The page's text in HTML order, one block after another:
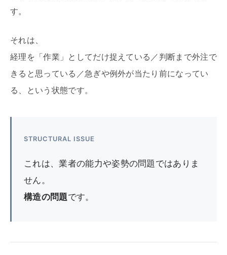
す。
それは、
経理を「作業」としてだけ捉えている／判断まで外注で
きると思っている／急ぎや例外が当たり前になってい
る、という状態です。
STRUCTURAL ISSUE
これは、業者の能力や姿勢の問題ではありま
せん。
構造の問題です。